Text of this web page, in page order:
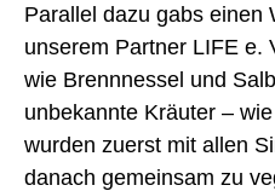
Parallel dazu gabs einen
unserem Partner LIFE e.
wie Brennnessel und
unbekannte Kräuter –
wurden zuerst mit allen
danach gemeinsam zu